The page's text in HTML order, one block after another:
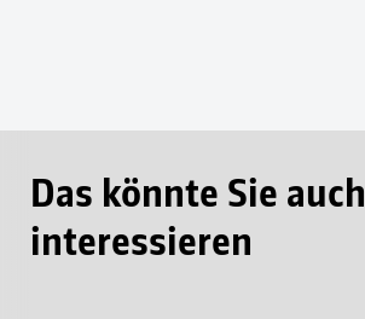
Das könnte Sie auch
interessieren